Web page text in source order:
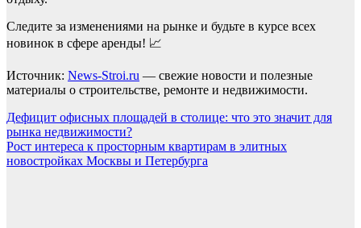
Следите за изменениями на рынке и будьте в курсе всех
новинок в сфере аренды! 📈
Источник: News-Stroi.ru — свежие новости и полезные
материалы о строительстве, ремонте и недвижимости.
Навигация
по
записям
Дефицит офисных площадей в столице: что это значит для
рынка недвижимости?
Рост интереса к просторным квартирам в элитных
новостройках Москвы и Петербурга